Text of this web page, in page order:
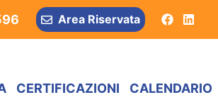
Area Riservata
CERTIFICAZIONI CALENDARIO